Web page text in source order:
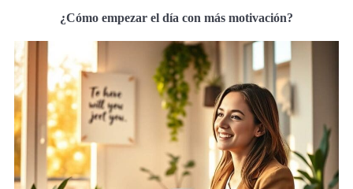
¿Cómo empezar el día con más motivación?